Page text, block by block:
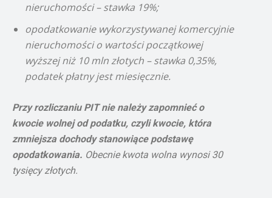
nieruchomości – stawka 19%;
opodatkowanie wykorzystywanej komercyjnie
nieruchomości o wartości początkowej
wyższej niż 10 mln złotych – stawka 0,35%,
podatek płatny jest miesięcznie.
Przy rozliczaniu PIT nie należy zapomnieć o
kwocie wolnej od podatku, czyli kwocie, która
zmniejsza dochody stanowiące podstawę
opodatkowania. Obecnie kwota wolna wynosi 30
tysięcy złotych.